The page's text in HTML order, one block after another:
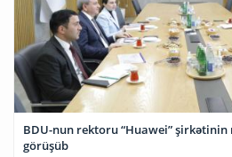
BDU-nun rektoru “Huawei”
görüşüb